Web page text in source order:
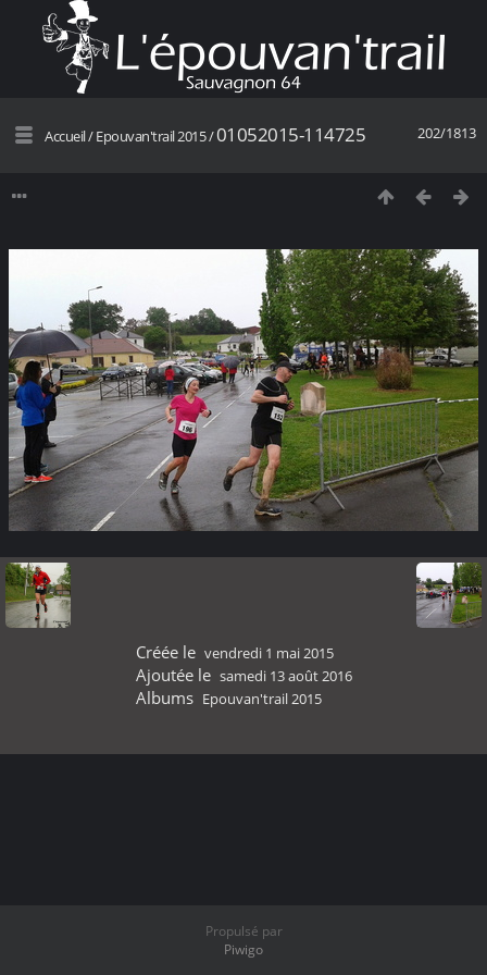
202/1813
Accueil/Epouvan'trail 2015/01052015-114725
Créée le vendredi 1 mai 2015
Ajoutée le samedi 13 août 2016
Albums Epouvan'trail 2015
Propulsé par
Piwigo